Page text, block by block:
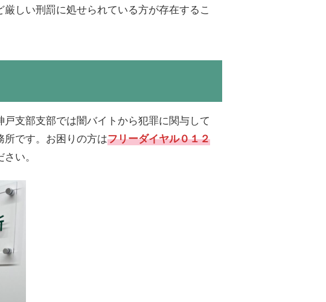
しい刑罰に処せられている方が存在するこ
支部支部では闇バイトから犯罪に関与して
所です。お困りの方はフリーダイヤル０１２
い。